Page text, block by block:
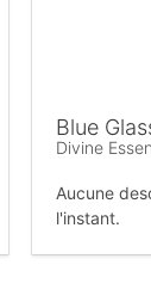
Blue
Divine
Aucune
l'instant.